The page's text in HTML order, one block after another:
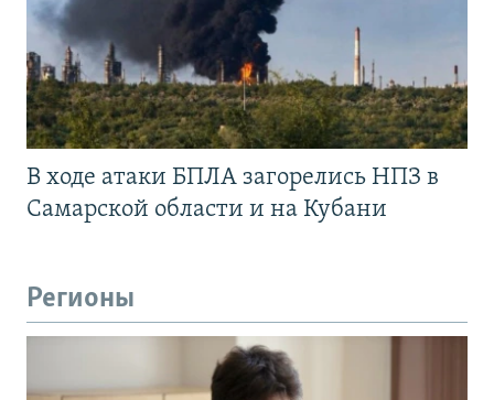
В ходе атаки БПЛА загорелись НПЗ в
Самарской области и на Кубани
Регионы